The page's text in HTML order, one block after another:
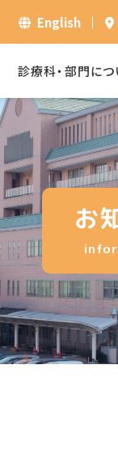
English
診療科・部門につ
お